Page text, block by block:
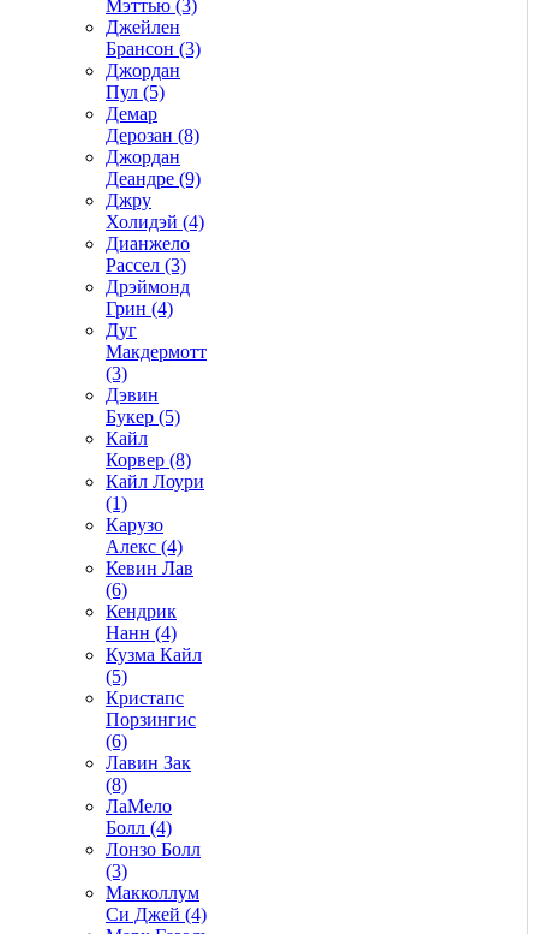
Мэттью (3)
Джейлен
Брансон (3)
Джордан
Пул (5)
Демар
Дерозан (8)
Джордан
Деандре (9)
Джру
Холидэй (4)
Дианжело
Рассел (3)
Дрэймонд
Грин (4)
Дуг
Макдермотт
(3)
Дэвин
Букер (5)
Кайл
Корвер (8)
Кайл Лоури
(1)
Карузо
Алекс (4)
Кевин Лав
(6)
Кендрик
Нанн (4)
Кузма Кайл
(5)
Кристапс
Порзингис
(6)
Лавин Зак
(8)
ЛаМело
Болл (4)
Лонзо Болл
(3)
Макколлум
Си Джей (4)